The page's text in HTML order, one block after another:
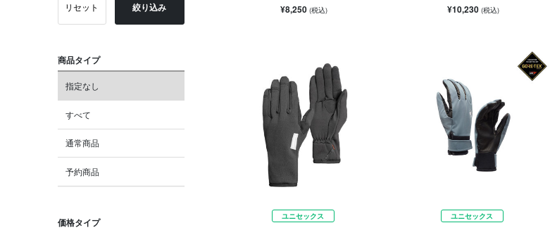
リセット 絞り込み
商品タイプ
指定なし
すべて
通常商品
予約商品
価格タイプ
¥8,250(税込)
¥10,230 (税込)
ユニセックス ユニセックス